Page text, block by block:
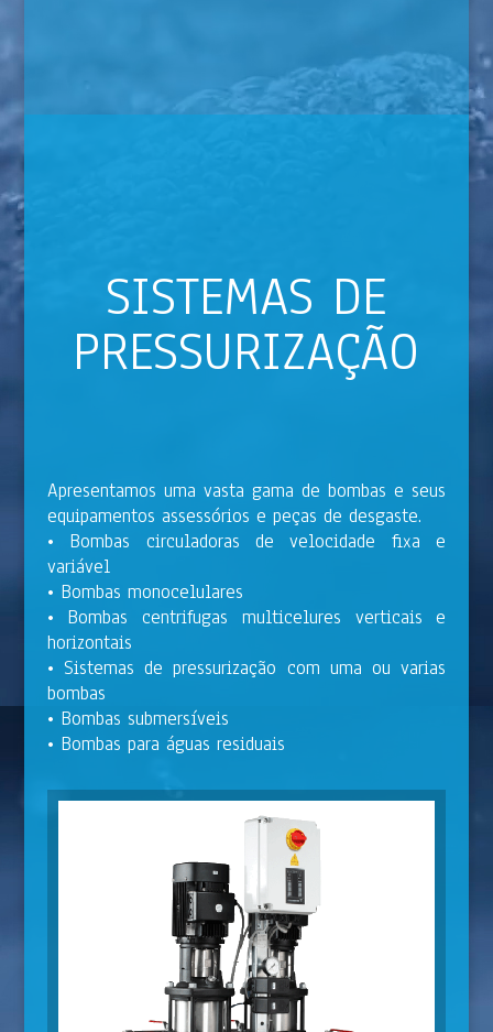
SISTEMAS DE
PRESSURIZAÇÃO
Apresentamos uma vasta gama de bombas e seus
equipamentos assessórios e peças de desgaste.
• Bombas circuladoras de velocidade fixa e
variável
• Bombas monocelulares
• Bombas centrifugas multicelures verticais e
horizontais
• Sistemas de pressurização com uma ou varias
bombas
• Bombas submersíveis
• Bombas para águas residuais